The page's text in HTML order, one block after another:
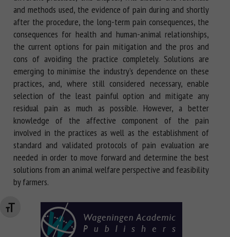
Changer la taille de la police
and methods used, the evidence of pain during and shortly
after the procedure, the long-term pain consequences, the
consequences for health and human-animal relationships,
the current options for pain mitigation and the pros and
cons of avoiding the practice completely. Solutions are
emerging to minimise the industry’s dependence on these
practices, and, where still considered necessary, enable
selection of the least painful option and mitigate any
residual pain as much as possible. However, a better
knowledge of the affective component of the pain
involved in the practices as well as the establishment of
standard and validated protocols of pain evaluation are
needed in order to move forward and determine the best
solutions from an animal welfare perspective and feasibility
by farmers.